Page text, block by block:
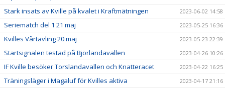
Stark insats av Kville på kvalet i Kraftmätningen 2023-06-02 14:58
Seriematch del 1 21 maj 2023-05-25 16:36
Kvilles Vårtävling 20 maj 2023-05-23 22:39
Startsignalen testad på Björlandavallen 2023-04-26 10:26
IF Kville besöker Torslandavallen och Knatteracet 2023-04-22 16:25
Träningsläger i Magaluf för Kvilles aktiva 2023-04-17 21:16